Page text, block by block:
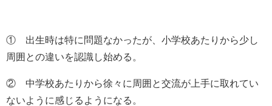
① 出生時は特に問題なかったが、小学校あたりから少し
周囲との違いを認識し始める。
② 中学校あたりから徐々に周囲と交流が上手に取れてい
ないように感じるようになる。